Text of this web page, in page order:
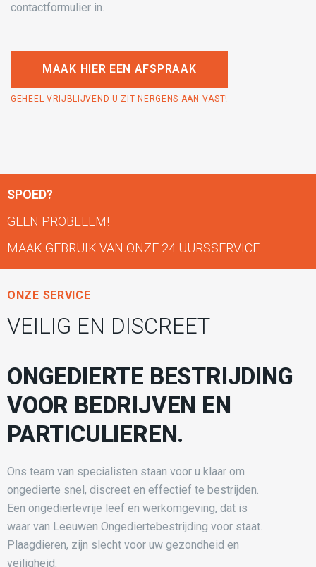
contactformulier in.
MAAK HIER EEN AFSPRAAK
GEHEEL VRIJBLIJVEND U ZIT NERGENS AAN VAST!
SPOED?
GEEN PROBLEEM!
MAAK GEBRUIK VAN ONZE 24 UURSSERVICE.
ONZE SERVICE
VEILIG EN DISCREET
ONGEDIERTE BESTRIJDING
VOOR BEDRIJVEN EN
PARTICULIEREN.
Ons team van specialisten staan voor u klaar om
ongedierte snel, discreet en effectief te bestrijden.
Een ongediertevrije leef en werkomgeving, dat is
waar van Leeuwen Ongediertebestrijding voor staat.
Plaagdieren, zijn slecht voor uw gezondheid en
veiligheid.